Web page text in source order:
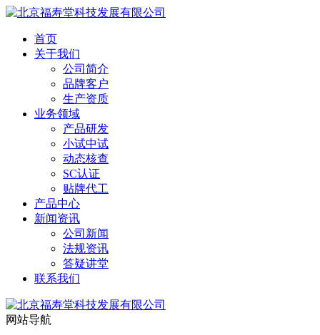
首页
关于我们
公司简介
品牌客户
生产资质
业务领域
产品研发
小试中试
动态核查
SC认证
贴牌代工
产品中心
新闻资讯
公司新闻
法规资讯
答疑讲堂
联系我们
网站导航